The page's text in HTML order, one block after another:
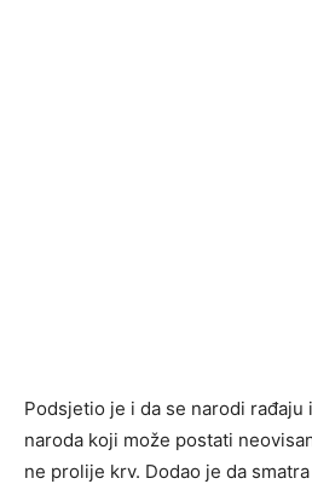
Podsjetio je i da se narodi rađaju
naroda koji može postati
ne prolije krv. Dodao je da